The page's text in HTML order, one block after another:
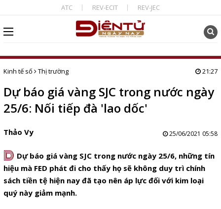
ATC REV-ECIT REV-JEC
Kinh tế số Thị trường 21:27
Dự báo giá vàng SJC trong nước ngày
25/6: Nối tiếp đà 'lao dốc'
Thảo Vy 25/06/2021 05:58
D Dự báo giá vàng SJC trong nước ngày 25/6, những tín
hiệu mà FED phát đi cho thấy họ sẽ không duy trì chính
sách tiền tệ hiện nay đã tạo nên áp lực đối với kim loại
quý này giảm mạnh.